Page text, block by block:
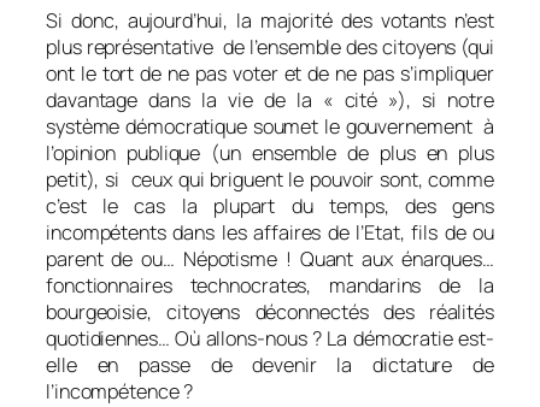
Si donc, aujourd’hui, la majorité des votants n’est
plus représentative de l’ensemble des citoyens (qui
ont le tort de ne pas voter et de ne pas s’impliquer
davantage dans la vie de la « cité »), si notre
système démocratique soumet le gouvernement à
l’opinion publique (un ensemble de plus en plus
petit), si ceux qui briguent le pouvoir sont, comme
c’est le cas la plupart du temps, des gens
incompétents dans les affaires de l’Etat, fils de ou
parent de ou… Népotisme ! Quant aux énarques…
fonctionnaires technocrates, mandarins de la
bourgeoisie, citoyens déconnectés des réalités
quotidiennes… Où allons-nous ? La démocratie est-
elle en passe de devenir la dictature de
l’incompétence ?